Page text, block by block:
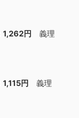
1,262円 義理
1,115円 義理